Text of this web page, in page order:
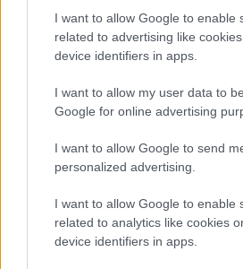
I want to allow Google to enable
related to advertising like
device identifiers in apps.
I want to allow my user data to
Google for online advertising
I want to allow Google to send
personalized advertising.
I want to allow Google to enable
related to analytics like cookies
device identifiers in apps.
Acqua di cottura: benefici e usi in
Cristian Castiglioni · 7 Ago 2026